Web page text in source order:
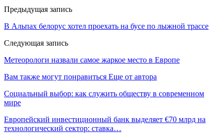
Предыдущая запись
В Альпах белорус хотел проехать на бусе по лыжной трассе
Следующая запись
Метеорологи назвали самое жаркое место в Европе
Вам также могут понравиться Еще от автора
Социальный выбор: как служить обществу в современном
мире
Европейский инвестиционный банк выделяет €70 млрд на
технологический сектор: ставка…